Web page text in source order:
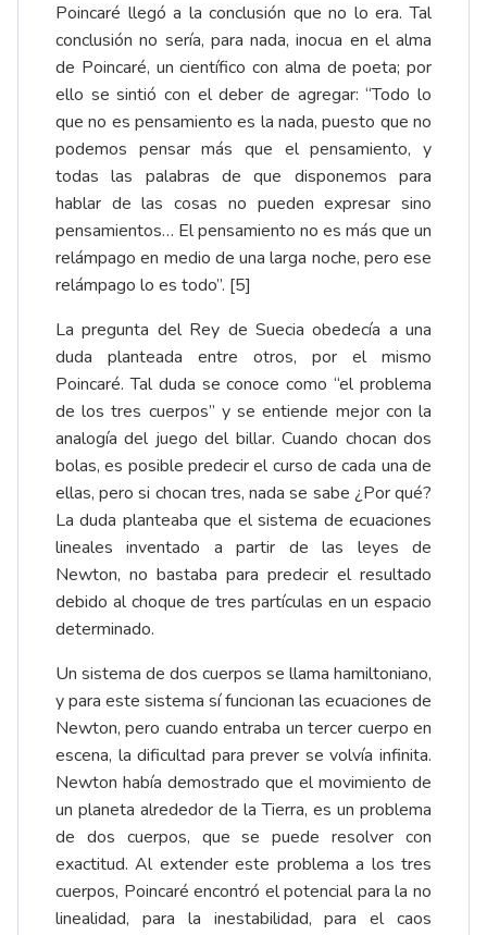
Poincaré llegó a la conclusión que no lo era. Tal
conclusión no sería, para nada, inocua en el alma
de Poincaré, un científico con alma de poeta; por
ello se sintió con el deber de agregar: “Todo lo
que no es pensamiento es la nada, puesto que no
podemos pensar más que el pensamiento, y
todas las palabras de que disponemos para
hablar de las cosas no pueden expresar sino
pensamientos… El pensamiento no es más que un
relámpago en medio de una larga noche, pero ese
relámpago lo es todo”. [5]
La pregunta del Rey de Suecia obedecía a una
duda planteada entre otros, por el mismo
Poincaré. Tal duda se conoce como “el problema
de los tres cuerpos” y se entiende mejor con la
analogía del juego del billar. Cuando chocan dos
bolas, es posible predecir el curso de cada una de
ellas, pero si chocan tres, nada se sabe ¿Por qué?
La duda planteaba que el sistema de ecuaciones
lineales inventado a partir de las leyes de
Newton, no bastaba para predecir el resultado
debido al choque de tres partículas en un espacio
determinado.
Un sistema de dos cuerpos se llama hamiltoniano,
y para este sistema sí funcionan las ecuaciones de
Newton, pero cuando entraba un tercer cuerpo en
escena, la dificultad para prever se volvía infinita.
Newton había demostrado que el movimiento de
un planeta alrededor de la Tierra, es un problema
de dos cuerpos, que se puede resolver con
exactitud. Al extender este problema a los tres
cuerpos, Poincaré encontró el potencial para la no
linealidad, para la inestabilidad, para el caos